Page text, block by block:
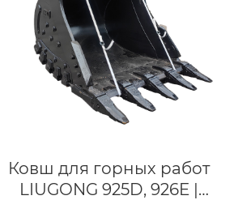
Ковш для горных работ
LIUGONG 925D, 926E |